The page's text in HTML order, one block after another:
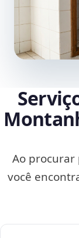
Ao procurar
você